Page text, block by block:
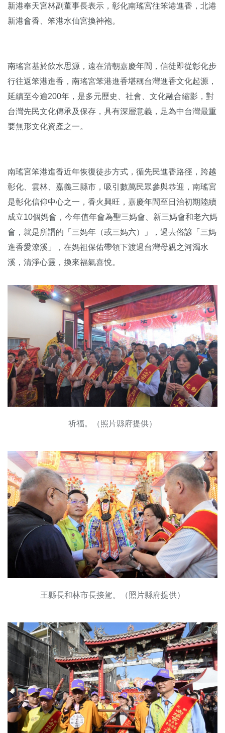
新港奉天宮林副董事長表示，彰化南瑤宮往笨港進香，北港
新港會香、笨港水仙宮換神袍。
南瑤宮基於飲水思源，遠在清朝嘉慶年間，信徒即從彰化步
行往返笨港進香，南瑤宮笨港進香堪稱台灣進香文化起源，
延續至今逾200年，是多元歷史、社會、文化融合縮影，對
台灣先民文化傳承及保存，具有深層意義，足為中台灣最重
要無形文化資產之一。
南瑤宮笨港進香近年恢復徒步方式，循先民進香路徑，跨越
彰化、雲林、嘉義三縣市，吸引數萬民眾參與恭迎，南瑤宮
是彰化信仰中心之一，香火興旺，嘉慶年間至日治初期陸續
成立10個媽會，今年值年會為聖三媽會、新三媽會和老六媽
會，就是所謂的「三媽年（或三媽六）」，過去俗諺「三媽
進香愛潦溪」，在媽祖保佑帶領下渡過台灣母親之河濁水
溪，清淨心靈，換來福氣喜悅。
祈福。（照片縣府提供）
王縣長和林市長接駕。（照片縣府提供）